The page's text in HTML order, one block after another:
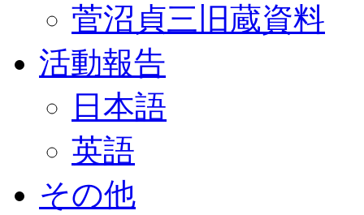
菅沼貞三旧蔵資料
活動報告
日本語
英語
その他